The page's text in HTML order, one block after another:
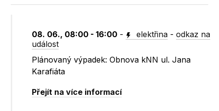
08. 06., 08:00 - 16:00 - elektřina -odkaz na
událost
Plánovaný výpadek: Obnova kNN ul. Jana
Karafiáta
Přejít na více informací